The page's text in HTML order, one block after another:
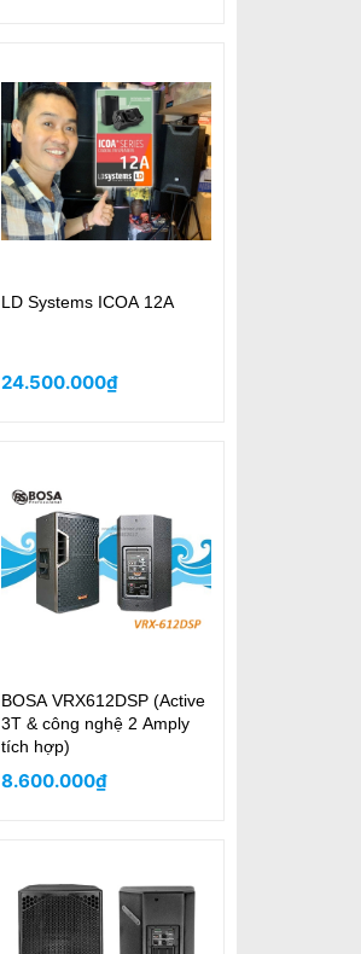
LD Systems ICOA 12A
24.500.000₫
BOSA VRX612DSP (Active
3T & công nghệ 2 Amply
tích hợp)
8.600.000₫